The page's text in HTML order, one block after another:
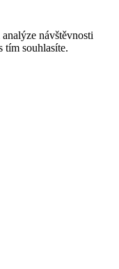
návštěvnosti
tím souhlasíte.